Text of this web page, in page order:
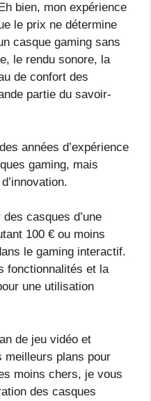
bien, mon expérience
le prix ne détermine
casque gaming sans
le rendu sonore, la
de confort des
partie du savoir-
années d’expérience
gaming, mais
casques d’une
100 € ou moins
le gaming interactif.
fonctionnalités et la
une utilisation
de jeu vidéo et
meilleurs plans pour
moins chers, je vous
des casques